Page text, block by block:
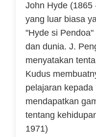
John Hyde (1865
yang luar biasa
"Hyde si
dan dunia. J.
menyatakan
Kudus
pelajaran
mendapatkan
tentang
1971)